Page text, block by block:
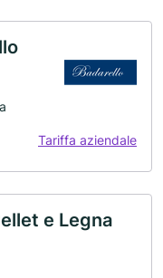
Tariffa aziendale
e Legna